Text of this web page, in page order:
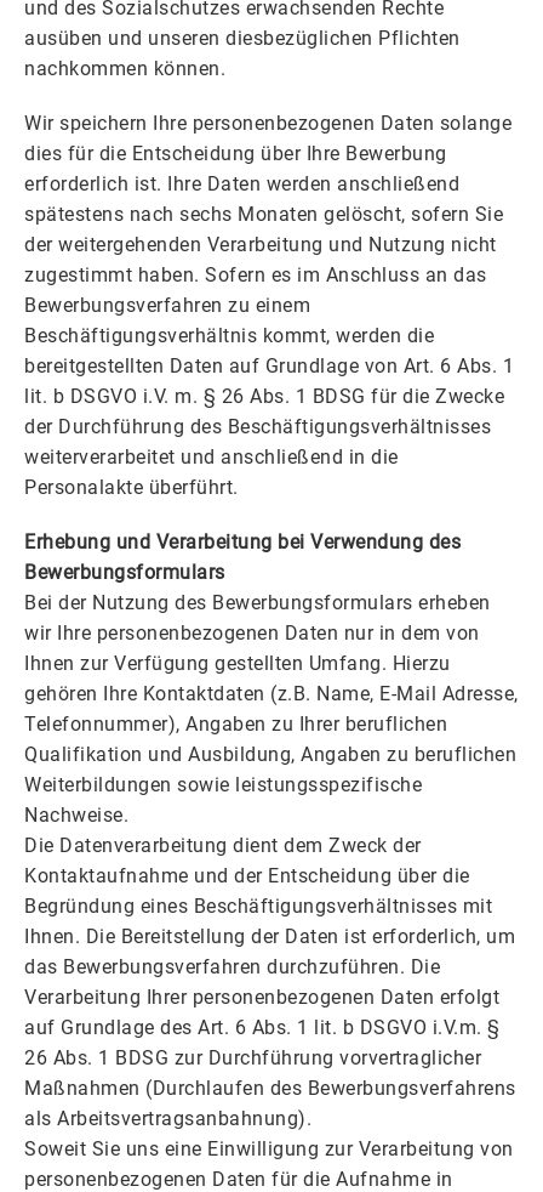
und des Sozialschutzes erwachsenden Rechte
ausüben und unseren diesbezüglichen Pflichten
nachkommen können.
Wir speichern Ihre personenbezogenen Daten solange
dies für die Entscheidung über Ihre Bewerbung
erforderlich ist. Ihre Daten werden anschließend
spätestens nach sechs Monaten gelöscht, sofern Sie
der weitergehenden Verarbeitung und Nutzung nicht
zugestimmt haben. Sofern es im Anschluss an das
Bewerbungsverfahren zu einem
Beschäftigungsverhältnis kommt, werden die
bereitgestellten Daten auf Grundlage von Art. 6 Abs. 1
lit. b DSGVO i.V. m. § 26 Abs. 1 BDSG für die Zwecke
der Durchführung des Beschäftigungsverhältnisses
weiterverarbeitet und anschließend in die
Personalakte überführt.
Erhebung und Verarbeitung bei Verwendung des
Bewerbungsformulars
Bei der Nutzung des Bewerbungsformulars erheben
wir Ihre personenbezogenen Daten nur in dem von
Ihnen zur Verfügung gestellten Umfang. Hierzu
gehören Ihre Kontaktdaten (z.B. Name, E-Mail Adresse,
Telefonnummer), Angaben zu Ihrer beruflichen
Qualifikation und Ausbildung, Angaben zu beruflichen
Weiterbildungen sowie leistungsspezifische
Nachweise.
Die Datenverarbeitung dient dem Zweck der
Kontaktaufnahme und der Entscheidung über die
Begründung eines Beschäftigungsverhältnisses mit
Ihnen. Die Bereitstellung der Daten ist erforderlich, um
das Bewerbungsverfahren durchzuführen. Die
Verarbeitung Ihrer personenbezogenen Daten erfolgt
auf Grundlage des Art. 6 Abs. 1 lit. b DSGVO i.V.m. §
26 Abs. 1 BDSG zur Durchführung vorvertraglicher
Maßnahmen (Durchlaufen des Bewerbungsverfahrens
als Arbeitsvertragsanbahnung).
Soweit Sie uns eine Einwilligung zur Verarbeitung von
personenbezogenen Daten für die Aufnahme in